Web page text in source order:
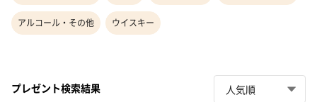
アルコール・その他 ウイスキー
プレゼント検索結果